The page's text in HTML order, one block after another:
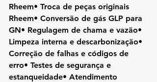
Rheem• Troca de peças originais
Rheem• Conversão de gás GLP para
GN• Regulagem de chama e vazão•
Limpeza interna e descarbonização•
Correção de falhas e códigos de
erro• Testes de segurança e
estanqueidade• Atendimento